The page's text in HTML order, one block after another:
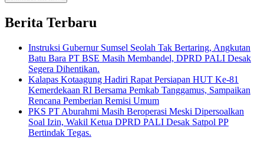
Berita Terbaru
Instruksi Gubernur Sumsel Seolah Tak Bertaring, Angkutan
Batu Bara PT BSE Masih Membandel, DPRD PALI Desak
Segera Dihentikan.
Kalapas Kotaagung Hadiri Rapat Persiapan HUT Ke-81
Kemerdekaan RI Bersama Pemkab Tanggamus, Sampaikan
Rencana Pemberian Remisi Umum
PKS PT Aburahmi Masih Beroperasi Meski Dipersoalkan
Soal Izin, Wakil Ketua DPRD PALI Desak Satpol PP
Bertindak Tegas.